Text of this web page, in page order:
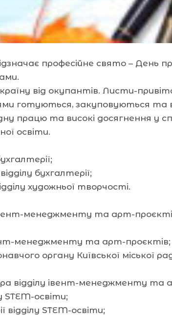
професійне свято – День
від окупантів. Листи-
готуються, закуповуються
працю та високі досягнення у
освіти.
бухгалтерії;
художньої творчості.
менеджменту та арт-
менеджменту та арт-проєктів;
органу Київської міської
відділу івент-менеджменту та
STEM-освіти;
STEM-освіти;